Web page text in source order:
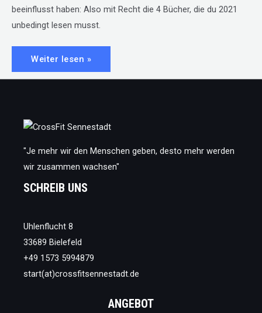
beeinflusst haben: Also mit Recht die 4 Bücher, die du 2021
unbedingt lesen musst.
#26:
Bücher,
die
musst
Weiter lesen »
"Je mehr wir den Menschen geben, desto mehr werden
wir zusammen wachsen"
SCHREIB UNS
Uhlenflucht 8
33689 Bielefeld
+49 1573 5994879
start(at)crossfitsennestadt.de
ANGEBOT